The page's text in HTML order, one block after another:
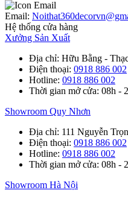
Email:
Hệ thống cửa hàng
Xưởng Sản Xuất
Địa chỉ: Hữu Bằng -
Điện thoại: 0918 886 002
Hotline: 0918 886 002
Thời gian mở cửa: 08h -
Showroom Quy Nhơn
Địa chỉ: 111 Nguyễn
Điện thoại: 0918 886 002
Hotline: 0918 886 002
Thời gian mở cửa: 08h -
Showroom Hà Nội